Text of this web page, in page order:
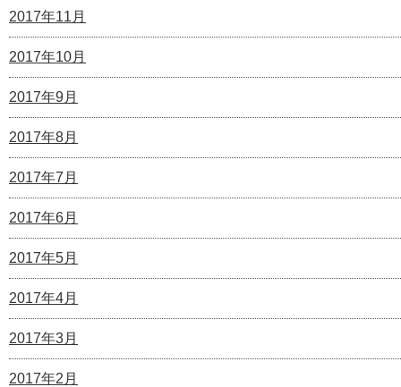
2017年11月
2017年10月
2017年9月
2017年8月
2017年7月
2017年6月
2017年5月
2017年4月
2017年3月
2017年2月